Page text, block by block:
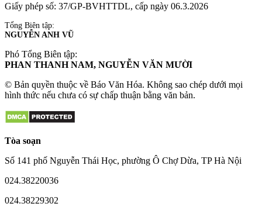
Giấy phép số: 37/GP-BVHTTDL, cấp ngày 06.3.2026
Tổng Biên tập:
NGUYỄN ANH VŨ
Phó Tổng Biên tập:
PHAN THANH NAM, NGUYỄN VĂN MƯỜI
© Bản quyền thuộc về Báo Văn Hóa. Không sao chép dưới mọi
hình thức nếu chưa có sự chấp thuận bằng văn bản.
Tòa soạn
Số 141 phố Nguyễn Thái Học, phường Ô Chợ Dừa, TP Hà Nội
024.38220036
024.38229302